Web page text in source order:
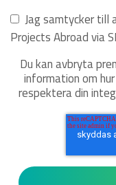
Jag samtycker till
Projects Abroad via
Du kan avbryta
information om
respektera din